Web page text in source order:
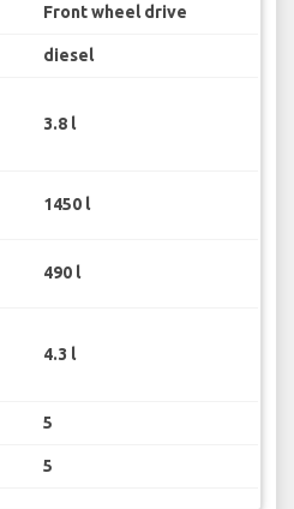
Front wheel drive
diesel
3.8 l
1450 l
490 l
4.3 l
5
5